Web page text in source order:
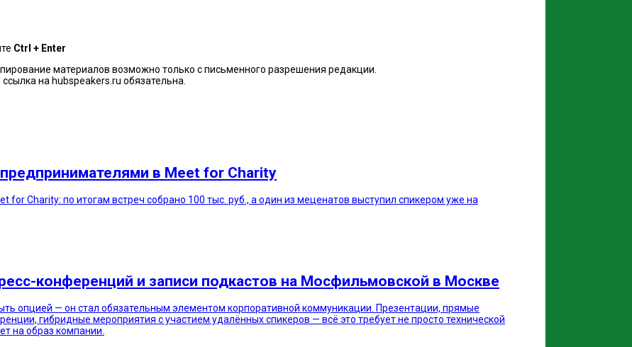
Ctrl + Enter
материалов возможно только с письменного разрешения редакции.
на hubspeakers.ru обязательна.
в Meet for Charity
for Charity: по итогам встреч собрано 100 тыс. руб., а один из меценатов выступил спикером уже на
конференций и записи подкастов на Мосфильмовской в Москве
опцией — он стал обязательным элементом корпоративной коммуникации. Презентации, прямые
гибридные мероприятия с участием удалённых спикеров — всё это требует не просто технической
на образ компании.